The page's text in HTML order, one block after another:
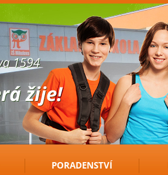
PORADENSTVÍ